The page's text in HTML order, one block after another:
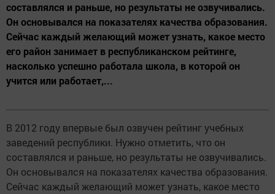
составлялся и раньше, но результаты не озвучивались.
Он основывался на показателях качества образования.
Сейчас каждый желающий может узнать, какое место
его район занимает в республиканском рейтинге,
насколько успешно работала школа, в которой он
учится или работает,...
В 2012 году впервые был озвучен рейтинг учебных
заведений республики. Нужно отметить, что он
составлялся и раньше, но результаты не озвучивались.
Он основывался на показателях качества образования.
Сейчас каждый желающий может узнать, какое место